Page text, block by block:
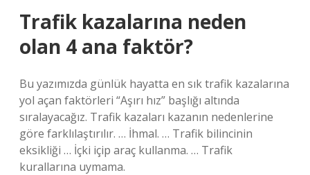
Trafik kazalarına neden
olan 4 ana faktör?
Bu yazımızda günlük hayatta en sık trafik kazalarına
yol açan faktörleri “Aşırı hız” başlığı altında
sıralayacağız. Trafik kazaları kazanın nedenlerine
göre farklılaştırılır. … İhmal. … Trafik bilincinin
eksikliği … İçki içip araç kullanma. … Trafik
kurallarına uymama.